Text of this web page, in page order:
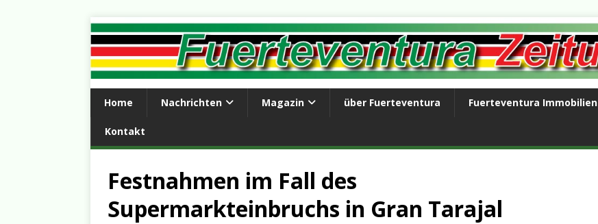
Home Nachrichten Magazin über Fuerteventura Fuerteventura Immobilien
Kontakt
Festnahmen im Fall des
Supermarkteinbruchs in Gran Tarajal